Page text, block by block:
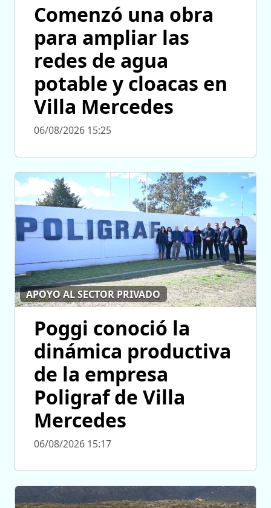
Comenzó una obra
para ampliar las
redes de agua
potable y cloacas en
Villa Mercedes
06/08/2026 15:25
APOYO AL SECTOR PRIVADO
Poggi conoció la
dinámica productiva
de la empresa
Poligraf de Villa
Mercedes
06/08/2026 15:17